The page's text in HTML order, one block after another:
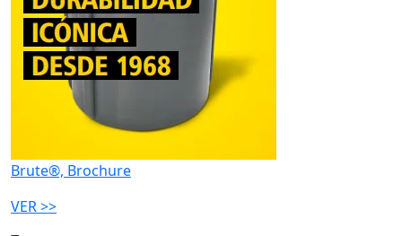
Brute®, Brochure
VER >>